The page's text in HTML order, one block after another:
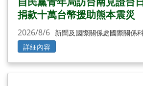
捐款十萬台幣援助熊本震災
2026/8/6 新聞及國際關係處國際關係
詳細內容